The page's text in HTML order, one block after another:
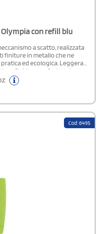
Olympia con refill blu
a scatto, realizzata
finiture in metallo che ne
ed ecologica. Leggera
fluida e confortevole
personalizzata con
Cod: 6495